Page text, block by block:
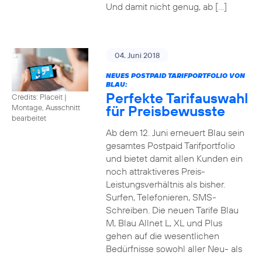
Und damit nicht genug, ab […]
Credits: Placeit |
Montage, Ausschnitt
bearbeitet
04. Juni 2018
NEUES POSTPAID TARIFPORTFOLIO VON
BLAU:
Perfekte Tarifauswahl
für Preisbewusste
Ab dem 12. Juni erneuert Blau sein
gesamtes Postpaid Tarifportfolio
und bietet damit allen Kunden ein
noch attraktiveres Preis-
Leistungsverhältnis als bisher.
Surfen, Telefonieren, SMS-
Schreiben. Die neuen Tarife Blau
M, Blau Allnet L, XL und Plus
gehen auf die wesentlichen
Bedürfnisse sowohl aller Neu- als